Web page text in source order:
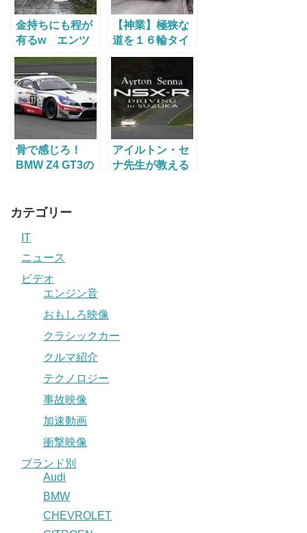
金持ちにも程が
有るw エンツ
ォフェラーリで
WRCの如く農道
を爆走
【神業】極狭な
道を１６輪タイ
ヤの大型トレー
る。
骨で感じろ！
BMW Z4 GT3の
アイルトン・セ
ナ先生が教える
カテゴリー
IT
ニュース
ビデオ
エンジン音
おもしろ映像
クラシックカー
クルマ紹介
テクノロジー
事故映像
加速動画
衝撃映像
ブランド別
Audi
BMW
CHEVROLET